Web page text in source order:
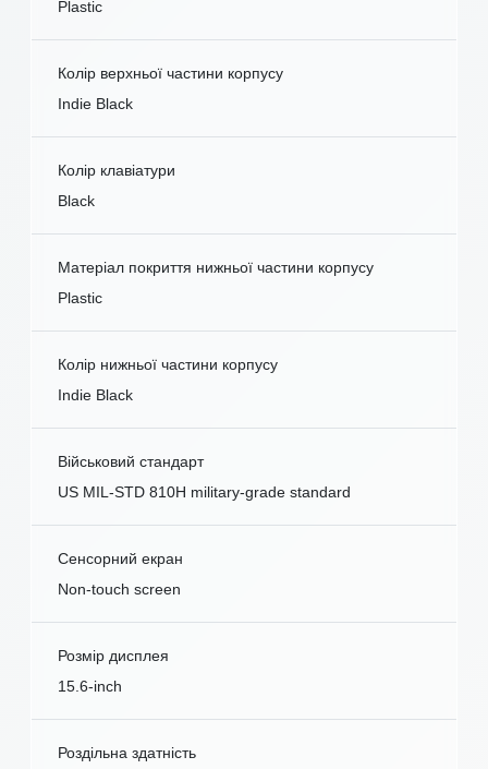
Plastic
Колір верхньої частини корпусу
Indie Black
Колір клавіатури
Black
Матеріал покриття нижньої частини корпусу
Plastic
Колір нижньої частини корпусу
Indie Black
Військовий стандарт
US MIL-STD 810H military-grade standard
Сенсорний екран
Non-touch screen
Розмір дисплея
15.6-inch
Роздільна здатність